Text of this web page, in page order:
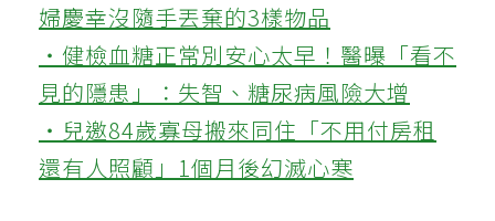
婦慶幸沒隨手丟棄的3樣物品
‧健檢血糖正常別安心太早！醫曝「看不
見的隱患」：失智、糖尿病風險大增
‧兒邀84歲寡母搬來同住「不用付房租
還有人照顧」1個月後幻滅心寒